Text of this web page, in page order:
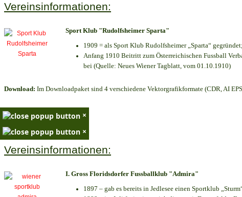
Vereinsinformationen:
Sport Klub "Rudolfsheimer Sparta"
1909 = als Sport Klub Rudolfsheimer „Sparta“ gegründet;
Anfang 1910 Beitritt zum Österreichischen Fussball
bei (Quelle: Neues Wiener Tagblatt, vom 01.10.1910)
Download: Im Downloadpaket sind 4 verschiedene Vektorgrafikformate (CDR, AI
×
×
Vereinsinformationen:
I. Gross Floridsdorfer Fussballklub "Admira"
1897 – gab es bereits in Jedlesee einen Sportklub